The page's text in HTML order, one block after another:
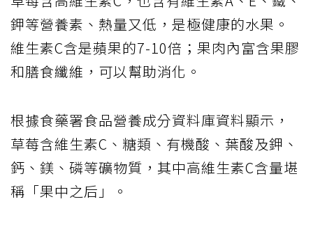
鉀等營養素、熱量又低，是極健康的水果。
維生素C含是蘋果的7-10倍；果肉內富含果膠
和膳食纖維，可以幫助消化。
根據食藥署食品營養成分資料庫資料顯示，
草莓含維生素C、糖類、有機酸、葉酸及鉀、
鈣、鎂、磷等礦物質，其中高維生素C含量堪
稱「果中之后」。